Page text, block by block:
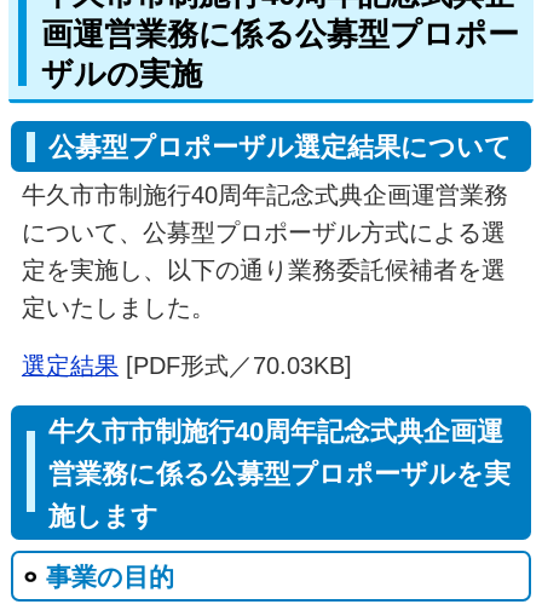
画運営業務に係る公募型プロポー
ザルの実施
公募型プロポーザル選定結果について
牛久市市制施行40周年記念式典企画運営業務
について、公募型プロポーザル方式による選
定を実施し、以下の通り業務委託候補者を選
定いたしました。
選定結果 [PDF形式／70.03KB]
牛久市市制施行40周年記念式典企画運
営業務に係る公募型プロポーザルを実
施します
事業の目的